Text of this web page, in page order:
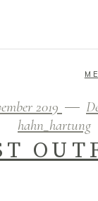
2019
hahn_hartung